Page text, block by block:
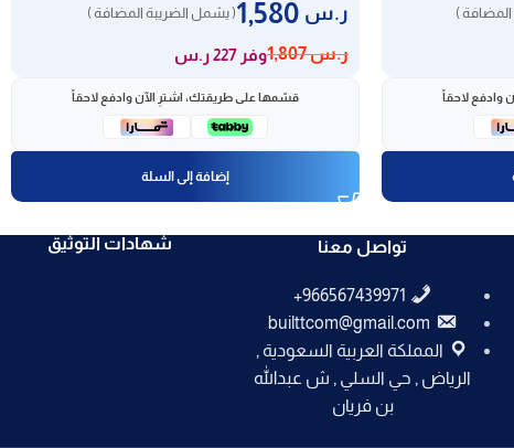
)
وادفع لاحقاً
ر.س ( يشمل الضريبة المضافة )
ر.س1,807 وفر 227 ر.س
قسّمها على طريقتك، اشترِ الآن وادفع لاحقاً
إضافة إلى السلة
تواصل معنا
builttcom@gmail.com
المملكة العربية السعودية ,
الرياض , حي السلي , ش عبدالله
بن فريان
شهادات التوثيق